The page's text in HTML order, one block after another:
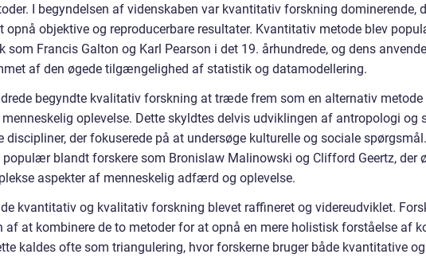
I begyndelsen af videnskaben var kvantitativ forskning dominerende,
opnå objektive og reproducerbare resultater. Kvantitativ metode blev
som Francis Galton og Karl Pearson i det 19. århundrede, og dens
af den øgede tilgængelighed af statistik og datamodellering.
begyndte kvalitativ forskning at træde frem som en alternativ
oplevelse. Dette skyldtes delvis udviklingen af antropologi og
discipliner, der fokuserede på at undersøge kulturelle og sociale
blandt forskere som Bronislaw Malinowski og Clifford Geertz, der
aspekter af menneskelig adfærd og oplevelse.
kvantitativ og kvalitativ forskning blevet raffineret og videreudviklet.
af at kombinere de to metoder for at opnå en mere holistisk forståelse af
kaldes ofte som triangulering, hvor forskerne bruger både kvantitative